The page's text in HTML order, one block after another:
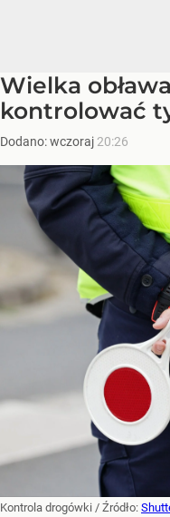
Wielka
kontrolować
Dodano:wczoraj 20:26
Kontrola drogówki / Źródło: